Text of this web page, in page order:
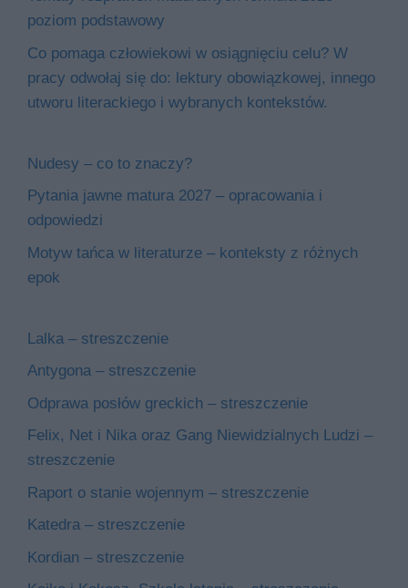
poziom podstawowy
Co pomaga człowiekowi w osiągnięciu celu? W
pracy odwołaj się do: lektury obowiązkowej, innego
utworu literackiego i wybranych kontekstów.
Nudesy – co to znaczy?
Pytania jawne matura 2027 – opracowania i
odpowiedzi
Motyw tańca w literaturze – konteksty z różnych
epok
Lalka – streszczenie
Antygona – streszczenie
Odprawa posłów greckich – streszczenie
Felix, Net i Nika oraz Gang Niewidzialnych Ludzi –
streszczenie
Raport o stanie wojennym – streszczenie
Katedra – streszczenie
Kordian – streszczenie